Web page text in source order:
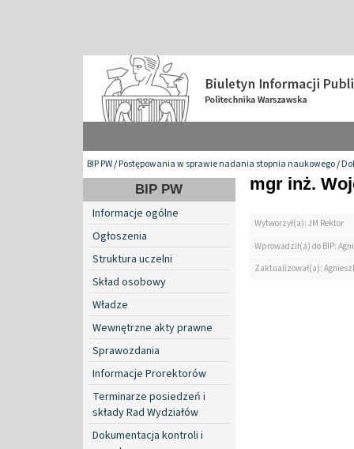
BIP PW/Postępowania w sprawie nadania stopnia naukowego/
BIP PW
Informacje ogólne
Ogłoszenia
Struktura uczelni
Skład osobowy
Władze
Wewnętrzne akty prawne
Sprawozdania
Informacje Prorektorów
Terminarze posiedzeń i
składy Rad Wydziałów
Dokumentacja kontroli i
mgr inż.
Wytworzył(a): JM Rektor
Wprowadził(a) do BIP:
Zaktualizował(a):